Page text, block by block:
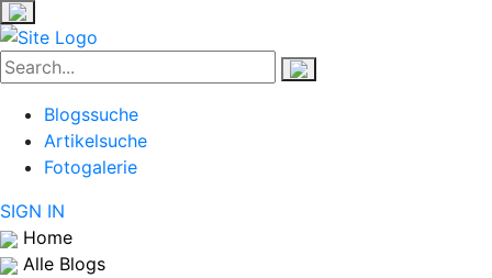
Blogssuche
Artikelsuche
Fotogalerie
SIGN IN
Home
Alle Blogs